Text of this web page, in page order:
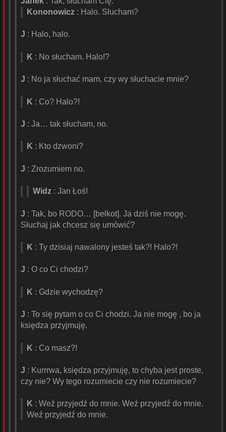
Kononowicz : Halo. Słucham?
J : Halo, halo.
K : No słucham. Halo!?
J : No ja słuchać mam, czy wy słuchacie mnie?
K : Co? Halo?!
J : Ja… tak słucham, no.
K : Kto dzwoni?
J : Zrozumiem no.
Widz : Jan Łoś!
J : Tak, bo RODO… [bełkot]. Ja dziś nie mogę.
Słuchaj jak chcesz się umówić?
K : Ty dzisiaj nawalony jesteś tak?! Halo?!
J : O co Ci chodzi?
K : Gdzie wychodzę?
J : To się pytam o co Ci chodzi. Ja nie mogę , bo ja
księdza przyjmuję.
K : Co masz?!
J : Kurrrwa, księdza przyjmuję, to chyba jest proste,
czy nie? Wy tego rozumiecie czy nie rozumiecie?
K : Weź przyjedź do mnie. Weź przyjedź do mnie.
Weź przyjedź do mnie.